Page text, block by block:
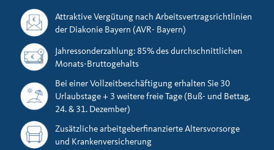
Attraktive Vergütung nach Arbeitsvertragsrichtlinien
der Diakonie Bayern (AVR- Bayern)
Jahressonderzahlung: 85% des durchschnittlichen
Monats-Bruttogehalts
Bei einer Vollzeitbeschäftigung erhalten Sie 30
Urlaubstage + 3 weitere freie Tage (Buß- und Bettag,
24. & 31. Dezember)
Zusätzliche arbeitgeberfinanzierte Altersvorsorge
und Krankenversicherung